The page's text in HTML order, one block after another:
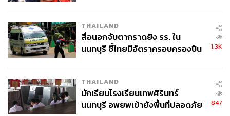
THAILAND
สื่อนอกจับตากราดยิง รร. ใน
นนทบุรี ชี้ไทยมีอัตราครอบครองปืน
1.3K
THAILAND
นักเรียนโรงเรียนเทพศิรินทร์
นนทบุรี อพยพเข้ายังพื้นที่ปลอดภัย
847